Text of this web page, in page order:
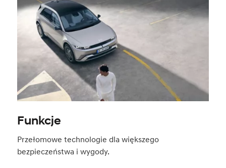
Funkcje
Przełomowe technologie dla większego
bezpieczeństwa i wygody.